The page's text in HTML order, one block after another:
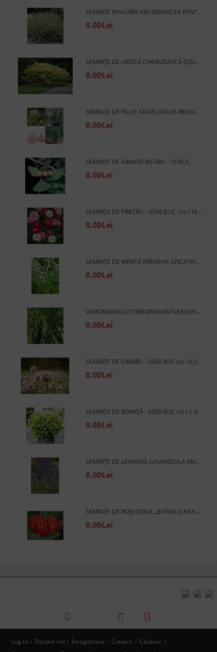
SEMINTE PHALARIS ARUNDINACEA PENTRU 1000 DE PLANTE 5 G.
0.00Lei
SEMINȚE DE URZICĂ CHINEZEASCĂ (CELTIS SINENSIS) - 10 BUC / 1,5 G
0.00Lei
SEMINȚE DE FICUS SACRU (FICUS RELIGIOSA) - 2 G.
0.00Lei
SEMINȚE DE GINKGO BILOBA - 10 BUC.
0.00Lei
SEMINȚE DE PIRETRU - 3500 BUC. (±) / 10 G.
0.00Lei
SEMINȚE DE MENTĂ (MENTHA SPICATA) - 2500 BUC. / 0,2 G.
0.00Lei
LEMONGRASS (CYMBOPOGON FLEXUOSUS) - 1350 BUC. (±) / 0,5 G.
0.00Lei
SEMINȚE DE CIMBRU - 2500 BUC (±) / 0,5 G
0.00Lei
SEMINȚE DE ROINIȚĂ - 2000 BUC (±) / 1 G.
0.00Lei
SEMINȚE DE LAVANDĂ (LAVANDULA ANGUSTIFOLIA) - 750 BUC. / 0,75 G.
0.00Lei
SEMINȚE DE ROȘII SOIUL „BUFFALO HEART” - 25 BUC.
0.00Lei
Log in Despre noi Înregistrare Contact
Căutare